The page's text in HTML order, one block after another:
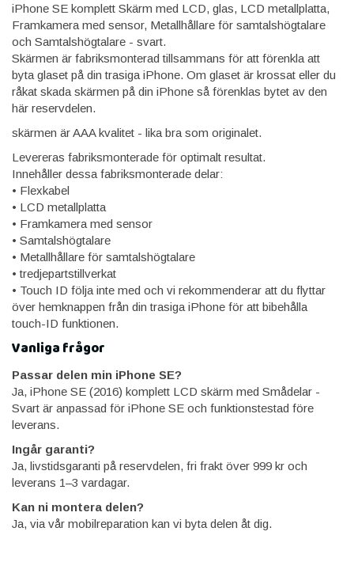
iPhone SE komplett Skärm med LCD, glas, LCD metallplatta,
Framkamera med sensor, Metallhållare för samtalshögtalare
och Samtalshögtalare - svart.
Skärmen är fabriksmonterad tillsammans för att förenkla att
byta glaset på din trasiga iPhone. Om glaset är krossat eller du
råkat skada skärmen på din iPhone så förenklas bytet av den
här reservdelen.
skärmen är AAA kvalitet - lika bra som originalet.
Levereras fabriksmonterade för optimalt resultat.
Innehåller dessa fabriksmonterade delar:
• Flexkabel
• LCD metallplatta
• Framkamera med sensor
• Samtalshögtalare
• Metallhållare för samtalshögtalare
• tredjepartstillverkat
• Touch ID följa inte med och vi rekommenderar att du flyttar
över hemknappen från din trasiga iPhone för att bibehålla
touch-ID funktionen.
Vanliga frågor
Passar delen min iPhone SE?
Ja, iPhone SE (2016) komplett LCD skärm med Smådelar -
Svart är anpassad för iPhone SE och funktionstestad före
leverans.
Ingår garanti?
Ja, livstidsgaranti på reservdelen, fri frakt över 999 kr och
leverans 1–3 vardagar.
Kan ni montera delen?
Ja, via vår mobilreparation kan vi byta delen åt dig.